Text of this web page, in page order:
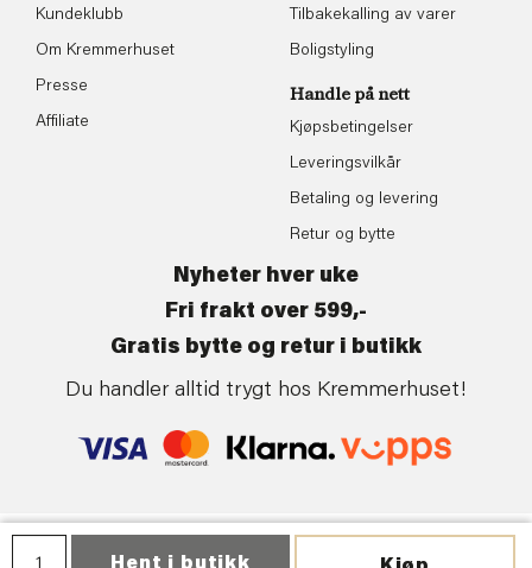
Kundeklubb
Om Kremmerhuset
Presse
Affiliate
Tilbakekalling av varer
Boligstyling
Handle på nett
Kjøpsbetingelser
Leveringsvilkår
Betaling og levering
Retur og bytte
Nyheter hver uke
Fri frakt over 599,-
Gratis bytte og retur i butikk
Du handler alltid trygt hos Kremmerhuset!
Personvern| ©Kremmerhuset | Levert av: